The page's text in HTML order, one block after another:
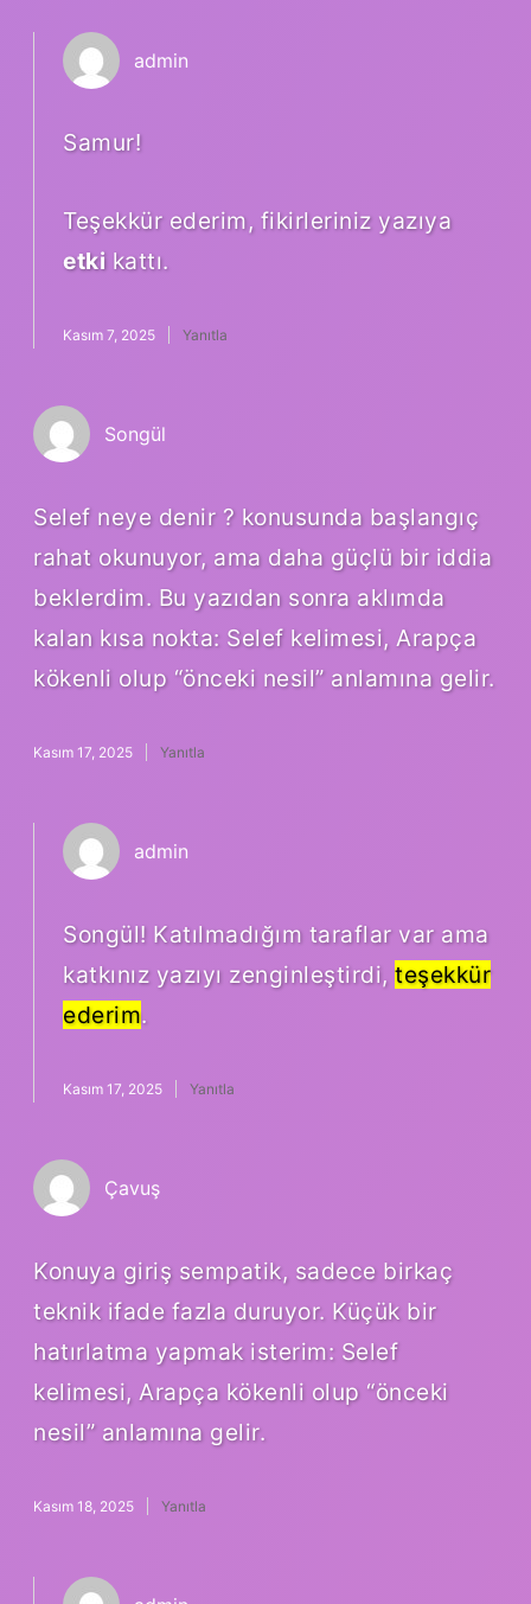
admin
Samur!
Teşekkür ederim, fikirleriniz yazıya
etkikattı.
Kasım 7, 2025 Yanıtla
Songül
Selef neye denir ? konusunda başlangıç
rahat okunuyor, ama daha güçlü bir iddia
beklerdim. Bu yazıdan sonra aklımda
kalan kısa nokta: Selef kelimesi, Arapça
kökenli olup “önceki nesil” anlamına gelir.
Kasım 17, 2025 Yanıtla
admin
Songül! Katılmadığım taraflar var ama
katkınız yazıyı zenginleştirdi, teşekkür
ederim.
Kasım 17, 2025 Yanıtla
Çavuş
Konuya giriş sempatik, sadece birkaç
teknik ifade fazla duruyor. Küçük bir
hatırlatma yapmak isterim: Selef
kelimesi, Arapça kökenli olup “önceki
nesil” anlamına gelir.
Kasım 18, 2025 Yanıtla